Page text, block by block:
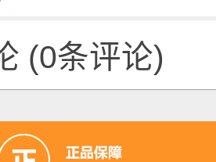
(0条评论)